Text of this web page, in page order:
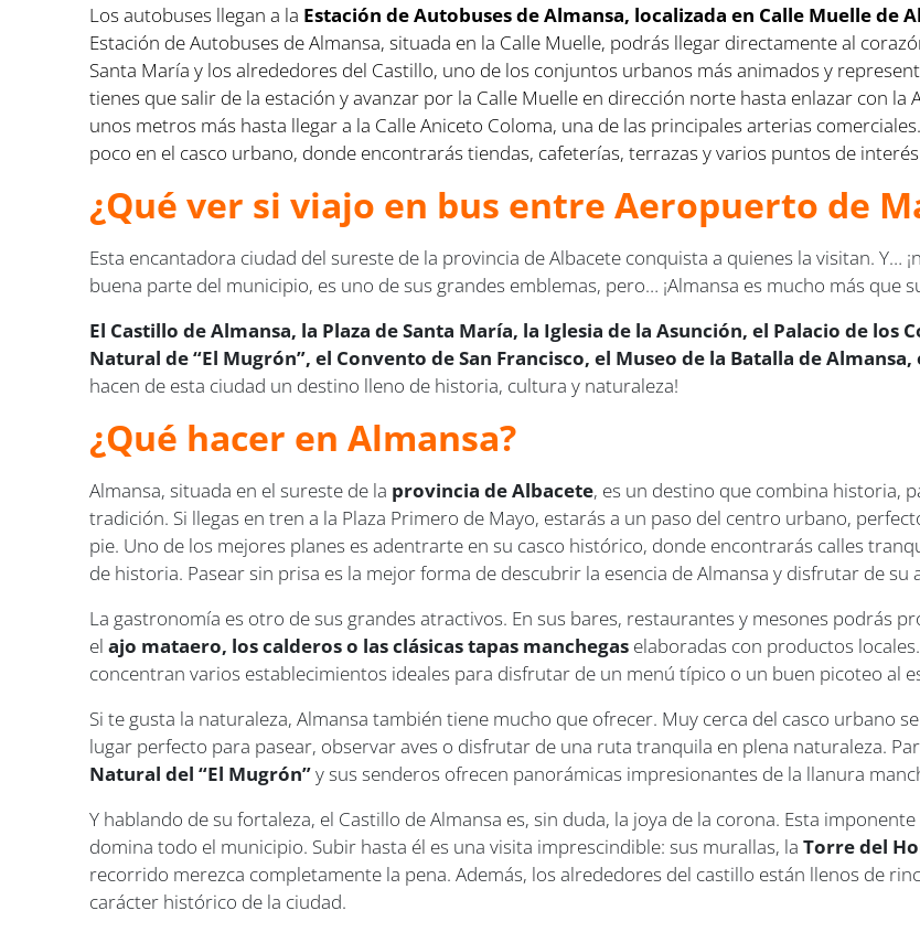
Los autobuses llegan a la Estación de Autobuses de Almansa, localizada en Calle Muelle de
Estación de Autobuses de Almansa, situada en la Calle Muelle, podrás llegar directamente al
Santa María y los alrededores del Castillo, uno de los conjuntos urbanos más animados y
tienes que salir de la estación y avanzar por la Calle Muelle en dirección norte hasta enlazar con la
unos metros más hasta llegar a la Calle Aniceto Coloma, una de las principales arterias
poco en el casco urbano, donde encontrarás tiendas, cafeterías, terrazas y varios puntos de
¿Qué ver si viajo en bus entre Aeropuerto de
Esta encantadora ciudad del sureste de la provincia de Albacete conquista a quienes la visitan. Y…
buena parte del municipio, es uno de sus grandes emblemas, pero… ¡Almansa es mucho más que
El Castillo de Almansa, la Plaza de Santa María, la Iglesia de la Asunción, el Palacio de los
Natural de “El Mugrón”, el Convento de San Francisco, el Museo de la Batalla de
hacen de esta ciudad un destino lleno de historia, cultura y naturaleza!
¿Qué hacer en Almansa?
Almansa, situada en el sureste de la provincia de Albacete, es un destino que combina historia,
tradición. Si llegas en tren a la Plaza Primero de Mayo, estarás a un paso del centro urbano,
pie. Uno de los mejores planes es adentrarte en su casco histórico, donde encontrarás calles
de historia. Pasear sin prisa es la mejor forma de descubrir la esencia de Almansa y disfrutar de su
La gastronomía es otro de sus grandes atractivos. En sus bares, restaurantes y mesones podrás
el ajo mataero, los calderos o las clásicas tapas manchegas elaboradas con productos
concentran varios establecimientos ideales para disfrutar de un menú típico o un buen picoteo al
Si te gusta la naturaleza, Almansa también tiene mucho que ofrecer. Muy cerca del casco urbano
lugar perfecto para pasear, observar aves o disfrutar de una ruta tranquila en plena naturaleza.
Natural del “El Mugrón”y sus senderos ofrecen panorámicas impresionantes de la llanura
Y hablando de su fortaleza, el Castillo de Almansa es, sin duda, la joya de la corona. Esta
domina todo el municipio. Subir hasta él es una visita imprescindible: sus murallas, laTorre del
recorrido merezca completamente la pena. Además, los alrededores del castillo están llenos de
carácter histórico de la ciudad.